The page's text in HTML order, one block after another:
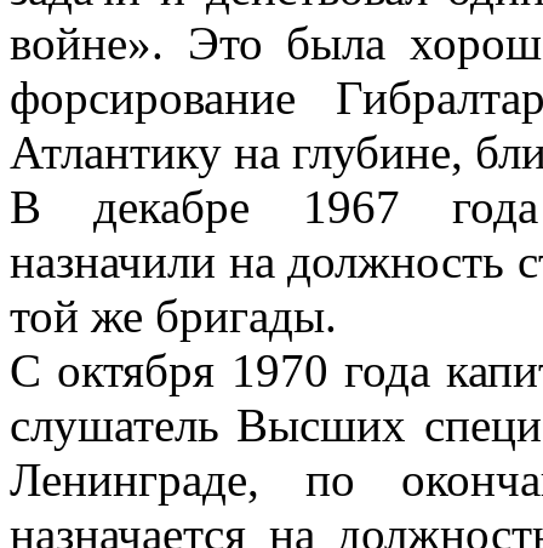
войне». Это была
форсирование
Атлантику на глубине,
В декабре 1967 года
назначили на
той же бригады.
С октября 1970 года
слушатель Высших
Ленинграде, по
назначается на